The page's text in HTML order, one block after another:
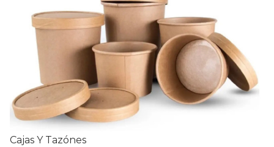
Cajas Y Tazónes